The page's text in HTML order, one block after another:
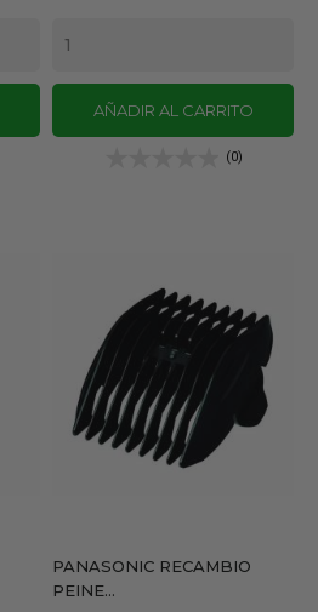
AÑADIR AL CARRITO
(0)
PANASONIC RECAMBIO
PEINE...